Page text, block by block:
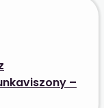
–